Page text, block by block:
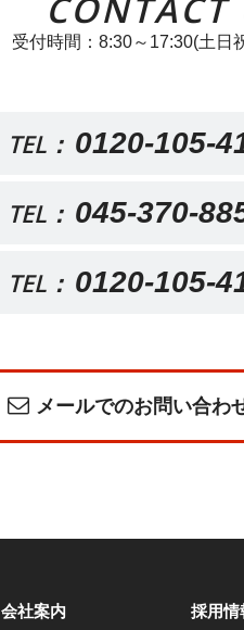
CONTACT
受付時間：8:30～17:30(土日
TEL： 0120-105-
TEL： 045-370-
TEL： 0120-105-
メールでのお問い合わ
会社案内 採用情